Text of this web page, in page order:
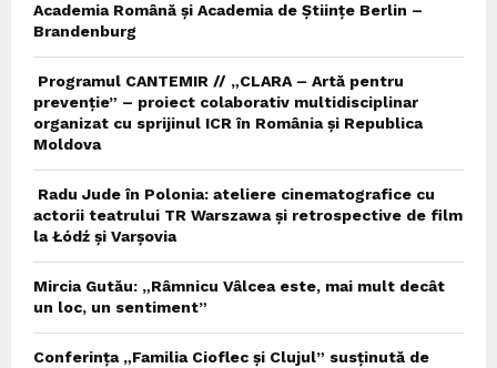
Academia Română și Academia de Științe Berlin –
Brandenburg
Programul CANTEMIR // „CLARA – Artă pentru
prevenție” – proiect colaborativ multidisciplinar
organizat cu sprijinul ICR în România și Republica
Moldova
Radu Jude în Polonia: ateliere cinematografice cu
actorii teatrului TR Warszawa și retrospective de film
la Łódź și Varșovia
Mircia Gutău: „Râmnicu Vâlcea este, mai mult decât
un loc, un sentiment”
Conferința „Familia Cioflec și Clujul” susținută de